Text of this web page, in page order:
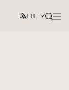
FR